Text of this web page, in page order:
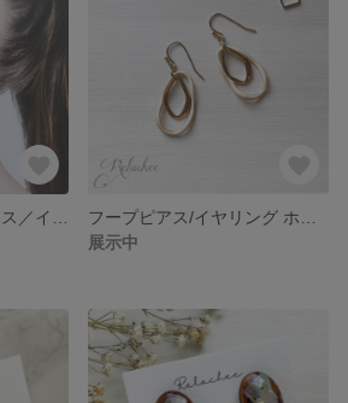
展示中